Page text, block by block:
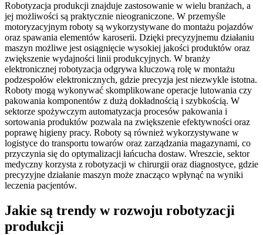
Robotyzacja produkcji znajduje zastosowanie w wielu branżach, a
jej możliwości są praktycznie nieograniczone. W przemyśle
motoryzacyjnym roboty są wykorzystywane do montażu pojazdów
oraz spawania elementów karoserii. Dzięki precyzyjnemu działaniu
maszyn możliwe jest osiągnięcie wysokiej jakości produktów oraz
zwiększenie wydajności linii produkcyjnych. W branży
elektronicznej robotyzacja odgrywa kluczową rolę w montażu
podzespołów elektronicznych, gdzie precyzja jest niezwykle istotna.
Roboty mogą wykonywać skomplikowane operacje lutowania czy
pakowania komponentów z dużą dokładnością i szybkością. W
sektorze spożywczym automatyzacja procesów pakowania i
sortowania produktów pozwala na zwiększenie efektywności oraz
poprawę higieny pracy. Roboty są również wykorzystywane w
logistyce do transportu towarów oraz zarządzania magazynami, co
przyczynia się do optymalizacji łańcucha dostaw. Wreszcie, sektor
medyczny korzysta z robotyzacji w chirurgii oraz diagnostyce, gdzie
precyzyjne działanie maszyn może znacząco wpłynąć na wyniki
leczenia pacjentów.
Jakie są trendy w rozwoju robotyzacji
produkcji